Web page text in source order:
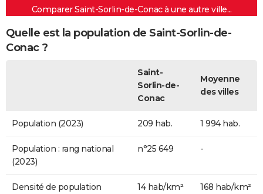
Comparer Saint-Sorlin-de-Conac à une autre ville...
Quelle est la population de Saint-Sorlin-de-
Conac ?
Saint-
Sorlin-de-
Conac
Moyenne
des villes
Population (2023) 209 hab. 1 994 hab.
Population : rang national
(2023)
n°25 649 -
Densité de population
14 hab/km² 168 hab/km²